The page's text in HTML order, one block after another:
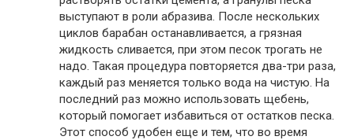
выступают в роли абразива. После нескольких
циклов барабан останавливается, а грязная
жидкость сливается, при этом песок трогать не
надо. Такая процедура повторяется два-три раза,
каждый раз меняется только вода на чистую. На
последний раз можно использовать щебень,
который помогает избавиться от остатков песка.
Этот способ удобен еще и тем, что во время